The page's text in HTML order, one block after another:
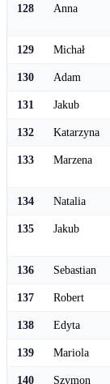
128 Anna
129 Michał
130 Adam
131 Jakub
132 Katarzyna
133 Marzena
134 Natalia
135 Jakub
136 Sebastian
137 Robert
138 Edyta
139 Mariola
140 Szymon